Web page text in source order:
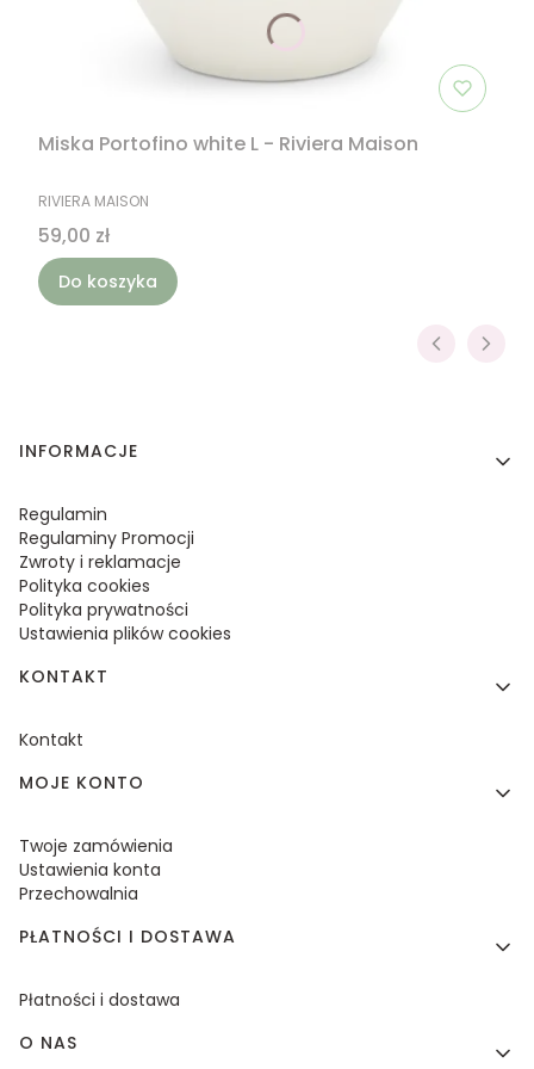
Miska Portofino white L - Riviera Maison
PRODUCENT
RIVIERA MAISON
Cena
59,00 zł
Do koszyka
Linki w stopce
INFORMACJE
Regulamin
Regulaminy Promocji
Zwroty i reklamacje
Polityka cookies
Polityka prywatności
Ustawienia plików cookies
KONTAKT
Kontakt
MOJE KONTO
Twoje zamówienia
Ustawienia konta
Przechowalnia
PŁATNOŚCI I DOSTAWA
Płatności i dostawa
O NAS